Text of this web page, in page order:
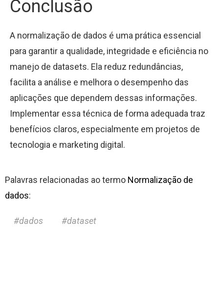
Conclusão
A normalização de dados é uma prática essencial
para garantir a qualidade, integridade e eficiência no
manejo de datasets. Ela reduz redundâncias,
facilita a análise e melhora o desempenho das
aplicações que dependem dessas informações.
Implementar essa técnica de forma adequada traz
benefícios claros, especialmente em projetos de
tecnologia e marketing digital.
Palavras relacionadas ao termo Normalização de
dados:
dados dataset